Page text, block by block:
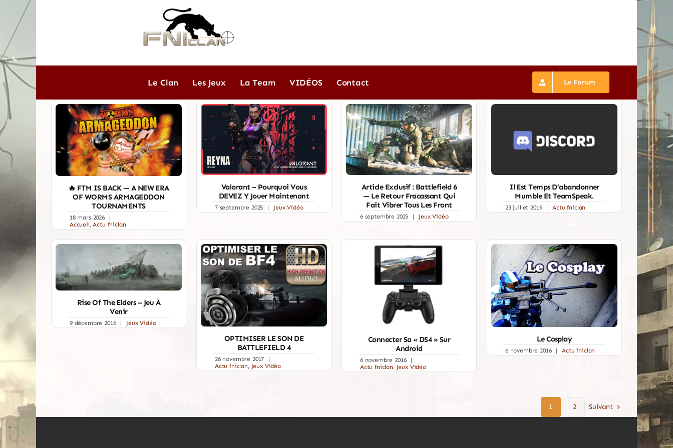
contenu
Le Clan Les Jeux La Team VIDÉOS Contact Le Forum
🔥 FTM IS BACK — A NEW ERA
OF WORMS ARMAGEDDON
TOURNAMENTS
18 mars 2026
|
Accueil,Actu fniclan
Valorant – Pourquoi Vous
DEVEZ Y Jouer Maintenant
7 septembre 2025 | Jeux Vidéo
Article Exclusif : Battlefield 6
— Le Retour Fracassant Qui
Fait Vibrer Tous Les Front
6 septembre 2025 | Jeux Vidéo
Il Est Temps D’abandonner
Mumble Et TeamSpeak.
23 juillet 2019 | Actu fniclan
Rise Of The Elders – Jeu À
Venir
9 décembre 2016 | Jeux Vidéo
OPTIMISER LE SON DE
BATTLEFIELD 4
26 novembre 2017
|
Actu fniclan, Jeux Vidéo
Connecter Sa « DS4 » Sur
Android
6 novembre 2016
|
Actu fniclan, Jeux Vidéo
Le Cosplay
6 novembre 2016 | Actu fniclan
1 2 Suivant